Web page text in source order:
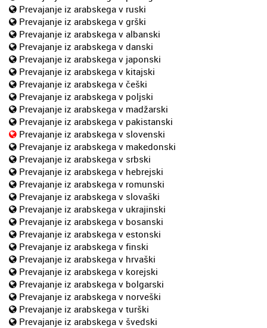
Prevajanje iz arabskega v ruski
Prevajanje iz arabskega v grški
Prevajanje iz arabskega v albanski
Prevajanje iz arabskega v danski
Prevajanje iz arabskega v japonski
Prevajanje iz arabskega v kitajski
Prevajanje iz arabskega v češki
Prevajanje iz arabskega v poljski
Prevajanje iz arabskega v madžarski
Prevajanje iz arabskega v pakistanski
Prevajanje iz arabskega v slovenski
Prevajanje iz arabskega v makedonski
Prevajanje iz arabskega v srbski
Prevajanje iz arabskega v hebrejski
Prevajanje iz arabskega v romunski
Prevajanje iz arabskega v slovaški
Prevajanje iz arabskega v ukrajinski
Prevajanje iz arabskega v bosanski
Prevajanje iz arabskega v estonski
Prevajanje iz arabskega v finski
Prevajanje iz arabskega v hrvaški
Prevajanje iz arabskega v korejski
Prevajanje iz arabskega v bolgarski
Prevajanje iz arabskega v norveški
Prevajanje iz arabskega v turški
Prevajanje iz arabskega v švedski